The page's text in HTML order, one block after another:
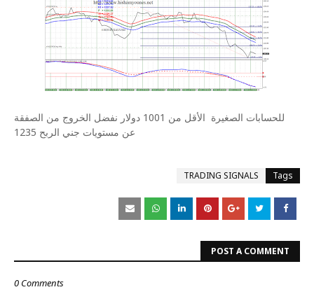
للحسابات الصغيرة
الأقل من 1001 دولار نفضل الخروج من الصفقة
عن مستويات جني الربح 1235
Tags
TRADING SIGNALS
POST A COMMENT
0 Comments